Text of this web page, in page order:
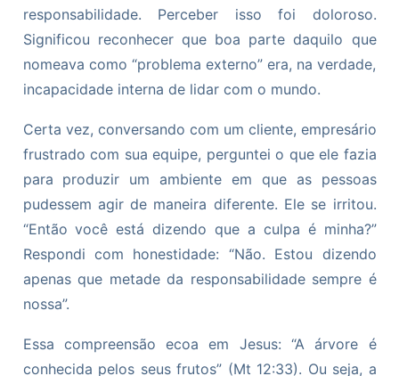
responsabilidade. Perceber isso foi doloroso.
Significou reconhecer que boa parte daquilo que
nomeava como “problema externo” era, na verdade,
incapacidade interna de lidar com o mundo.
Certa vez, conversando com um cliente, empresário
frustrado com sua equipe, perguntei o que ele fazia
para produzir um ambiente em que as pessoas
pudessem agir de maneira diferente. Ele se irritou.
“Então você está dizendo que a culpa é minha?”
Respondi com honestidade: “Não. Estou dizendo
apenas que metade da responsabilidade sempre é
nossa”.
Essa compreensão ecoa em Jesus: “A árvore é
conhecida pelos seus frutos” (Mt 12:33). Ou seja, a